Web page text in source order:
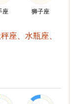
座 狮子座
座、水瓶座、